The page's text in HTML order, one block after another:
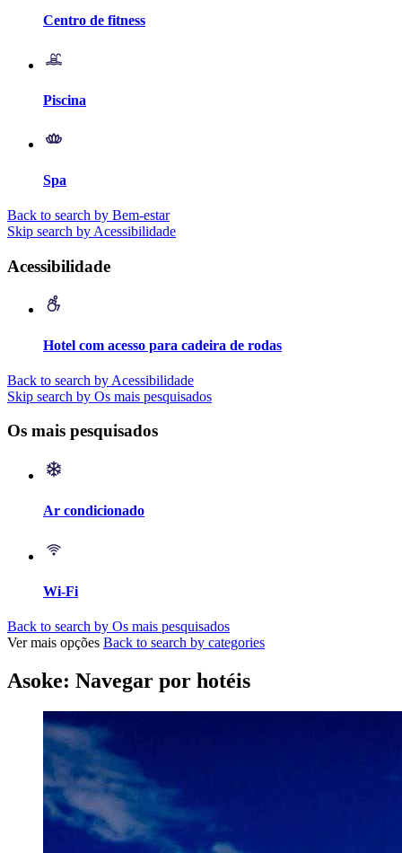
Centro de fitness
Piscina
Spa
Back to search by Bem-estar
Skip search by Acessibilidade
Acessibilidade
Hotel com acesso para cadeira de rodas
Back to search by Acessibilidade
Skip search by Os mais pesquisados
Os mais pesquisados
Ar condicionado
Wi-Fi
Back to search by Os mais pesquisados
Ver mais opções Back to search by categories
Asoke: Navegar por hotéis